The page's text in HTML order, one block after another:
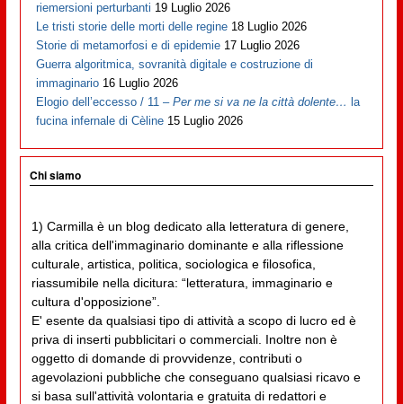
riemersioni perturbanti 19 Luglio 2026
Le tristi storie delle morti delle regine 18 Luglio 2026
Storie di metamorfosi e di epidemie 17 Luglio 2026
Guerra algoritmica, sovranità digitale e costruzione di
immaginario 16 Luglio 2026
Elogio dell’eccesso / 11 –Per me si va ne la città dolente… la
fucina infernale di Cèline 15 Luglio 2026
Chi siamo
1) Carmilla è un blog dedicato alla letteratura di genere,
alla critica dell'immaginario dominante e alla riflessione
culturale, artistica, politica, sociologica e filosofica,
riassumibile nella dicitura: “letteratura, immaginario e
cultura d'opposizione”.
E' esente da qualsiasi tipo di attività a scopo di lucro ed è
priva di inserti pubblicitari o commerciali. Inoltre non è
oggetto di domande di provvidenze, contributi o
agevolazioni pubbliche che conseguano qualsiasi ricavo e
si basa sull'attività volontaria e gratuita di redattori e